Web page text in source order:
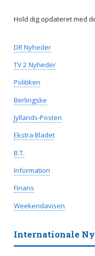
Hold dig opdateret med
DR Nyheder
TV 2 Nyheder
Politiken
Berlingske
Jyllands-Posten
Ekstra Bladet
B.T.
Information
Finans
Weekendavisen
Internationale